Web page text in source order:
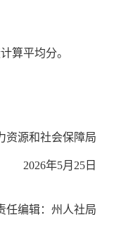
算平均分。
资源和社会保障局
2026年5月 25 日
任编辑：州人社局